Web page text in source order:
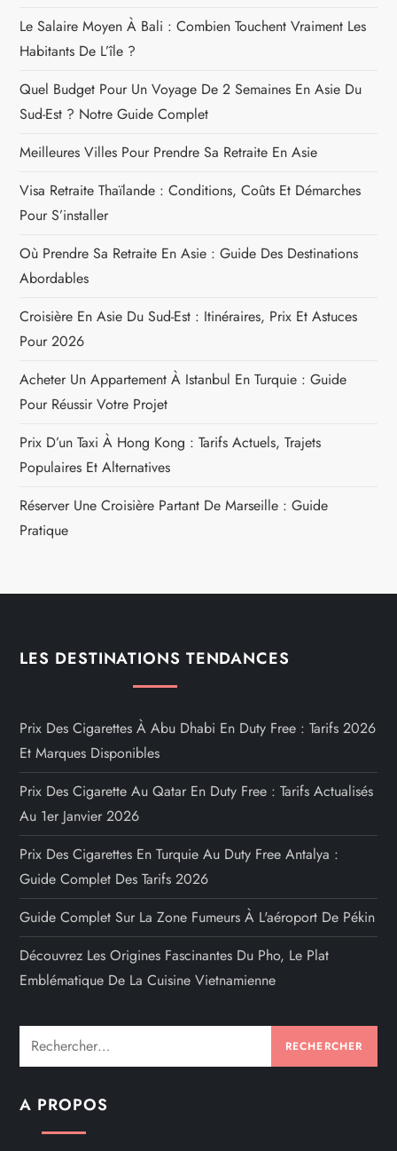
Le Salaire Moyen À Bali : Combien Touchent Vraiment Les
Habitants De L’île ?
Quel Budget Pour Un Voyage De 2 Semaines En Asie Du
Sud-Est ? Notre Guide Complet
Meilleures Villes Pour Prendre Sa Retraite En Asie
Visa Retraite Thaïlande : Conditions, Coûts Et Démarches
Pour S’installer
Où Prendre Sa Retraite En Asie : Guide Des Destinations
Abordables
Croisière En Asie Du Sud-Est : Itinéraires, Prix Et Astuces
Pour 2026
Acheter Un Appartement À Istanbul En Turquie : Guide
Pour Réussir Votre Projet
Prix D’un Taxi À Hong Kong : Tarifs Actuels, Trajets
Populaires Et Alternatives
Réserver Une Croisière Partant De Marseille : Guide
Pratique
LES DESTINATIONS TENDANCES
Prix Des Cigarettes À Abu Dhabi En Duty Free : Tarifs 2026
Et Marques Disponibles
Prix Des Cigarette Au Qatar En Duty Free : Tarifs Actualisés
Au 1er Janvier 2026
Prix Des Cigarettes En Turquie Au Duty Free Antalya :
Guide Complet Des Tarifs 2026
Guide Complet Sur La Zone Fumeurs À L'aéroport De Pékin
Découvrez Les Origines Fascinantes Du Pho, Le Plat
Emblématique De La Cuisine Vietnamienne
Rechercher :
A PROPOS